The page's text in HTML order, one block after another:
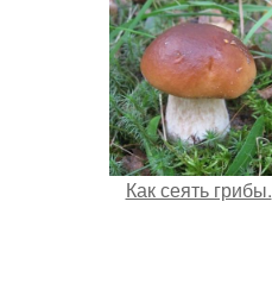
Как сеять грибы.